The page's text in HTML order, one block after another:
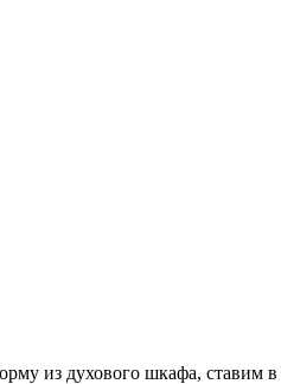
из духового шкафа, ставим